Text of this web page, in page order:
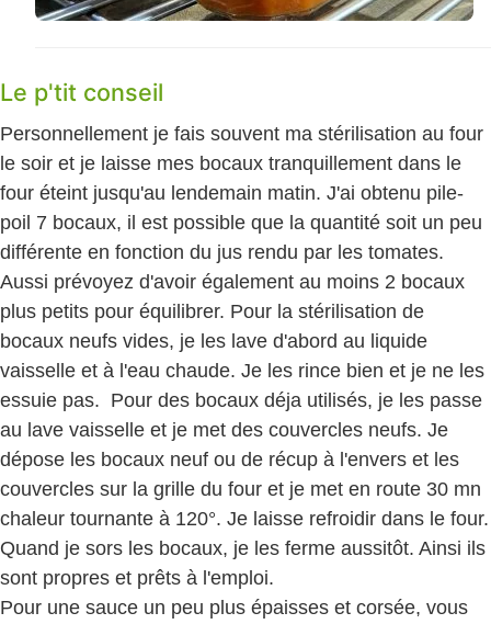
Le p'tit conseil
Personnellement je fais souvent ma stérilisation au four
le soir et je laisse mes bocaux tranquillement dans le
four éteint jusqu'au lendemain matin. J'ai obtenu pile-
poil 7 bocaux, il est possible que la quantité soit un peu
différente en fonction du jus rendu par les tomates.
Aussi prévoyez d'avoir également au moins 2 bocaux
plus petits pour équilibrer. Pour la stérilisation de
bocaux neufs vides, je les lave d'abord au liquide
vaisselle et à l'eau chaude. Je les rince bien et je ne les
essuie pas. Pour des bocaux déja utilisés, je les passe
au lave vaisselle et je met des couvercles neufs. Je
dépose les bocaux neuf ou de récup à l'envers et les
couvercles sur la grille du four et je met en route 30 mn
chaleur tournante à 120°. Je laisse refroidir dans le four.
Quand je sors les bocaux, je les ferme aussitôt. Ainsi ils
sont propres et prêts à l'emploi.
Pour une sauce un peu plus épaisses et corsée, vous